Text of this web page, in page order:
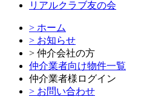
リアルクラブ友の会
> ホーム
> お知らせ
> 仲介会社の方
仲介業者向け物件一覧
仲介業者様ログイン
> お問い合わせ